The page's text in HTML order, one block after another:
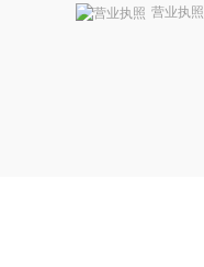
营业执照